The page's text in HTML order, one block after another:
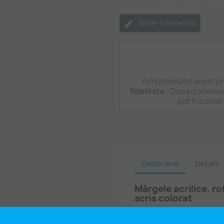
Scrie-ți recenzia
Achiziționând acest
fidelitate . Coșul
pot fi
Descriere Detalii
Mărgele acrilice,
scris colorat
Mărgele acrilice (un tip
aspect opac și litere